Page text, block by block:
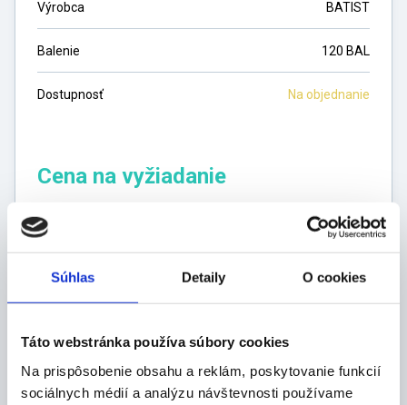
Súhlas Detaily O cookies
Táto webstránka používa súbory cookies
Na prispôsobenie obsahu a reklám, poskytovanie funkcií
sociálnych médií a analýzu návštevnosti používame
Výrobca BATIST
Balenie 120 BAL
Dostupnosť Na objednanie
Cena na vyžiadanie